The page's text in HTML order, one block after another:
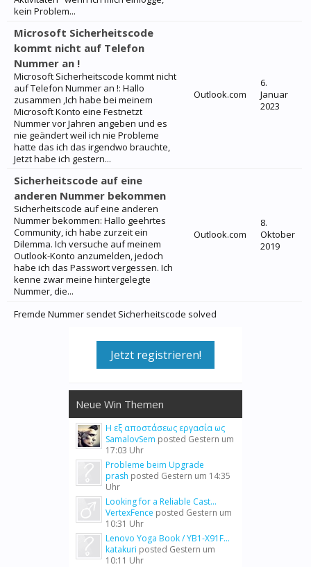
kein Problem...
Microsoft Sicherheitscode
kommt nicht auf Telefon
Nummer an !
Microsoft Sicherheitscode kommt nicht
auf Telefon Nummer an !: Hallo
zusammen ,Ich habe bei meinem
Microsoft Konto eine Festnetzt
Nummer vor Jahren angeben und es
nie geändert weil ich nie Probleme
hatte das ich das irgendwo brauchte,
Jetzt habe ich gestern...
Outlook.com
6.
Januar
2023
Sicherheitscode auf eine
anderen Nummer bekommen
Sicherheitscode auf eine anderen
Nummer bekommen: Hallo geehrtes
Community, ich habe zurzeit ein
Dilemma. Ich versuche auf meinem
Outlook-Konto anzumelden, jedoch
habe ich das Passwort vergessen. Ich
kenne zwar meine hintergelegte
Nummer, die...
Outlook.com
8.
Oktober
2019
Fremde Nummer sendet Sicherheitscode solved
Jetzt registrieren!
Neue Win Themen
Η εξ αποστάσεως εργασία ως
SamalovSem posted Gestern um
17:03 Uhr
Probleme beim Upgrade
prash posted Gestern um 14:35
Uhr
Looking for a Reliable Cast...
VertexFence posted Gestern um
10:31 Uhr
Lenovo Yoga Book / YB1-X91F...
katakuri posted Gestern um
10:11 Uhr